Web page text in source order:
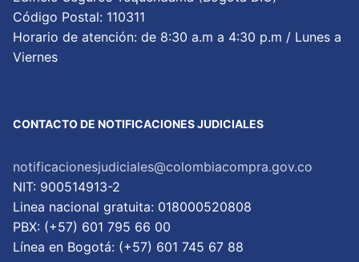
Código Postal: 110311
Horario de atención: de 8:30 a.m a 4:30 p.m / Lunes a
Viernes
CONTACTO DE NOTIFICACIONES JUDICIALES
notificacionesjudiciales@colombiacompra.gov.co
NIT: 900514913-2
Linea nacional gratuita: 018000520808
PBX: (+57) 601 795 66 00
Lí­nea en Bogotá: (+57) 601 745 67 88